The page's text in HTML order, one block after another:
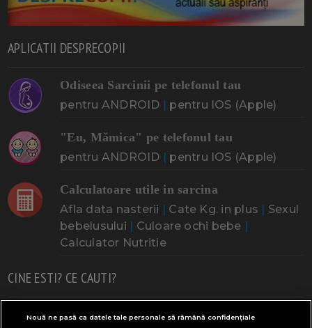
APLICATII DESPRECOPII
Odiseea Sarcinii pe telefonul tau
pentru ANDROID | pentru IOS (Apple)
"Eu, Mămica" pe telefonul tau
pentru ANDROID | pentru IOS (Apple)
Calculatoare utile in sarcina
Afla data nasterii | Cate Kg. in plus | Sexul
bebelusului | Culoare ochi bebe |
Calculator Nutritie
CINE ESTI? CE CAUTI?
Doresc un copil Adoptia Probleme cu sarcina
Nouă ne pasă ca datele tale personale să rămână confidențiale